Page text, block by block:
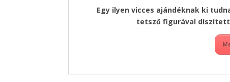
Egy ilyen vicces ajándéknak ki
tetsző figurával díszített